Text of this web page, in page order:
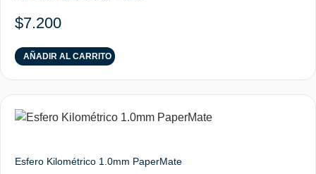
$7.200
AÑADIR AL CARRITO
Esfero Kilométrico 1.0mm PaperMate